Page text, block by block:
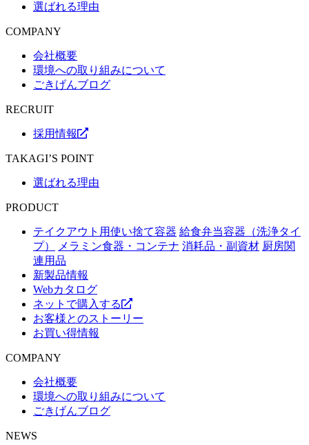
選ばれる理由
COMPANY
会社概要
環境への取り組みについて
ごきげんブログ
RECRUIT
採用情報
TAKAGI’S POINT
選ばれる理由
PRODUCT
テイクアウト用使い捨て容器 給食弁当容器（洗浄タイ
プ）
メラミン食器・コンテナ 消耗品・副資材 厨房関
連用品
新製品情報
Webカタログ
ネットで購入する
お客様とのストーリー
お買い得情報
COMPANY
会社概要
環境への取り組みについて
ごきげんブログ
NEWS